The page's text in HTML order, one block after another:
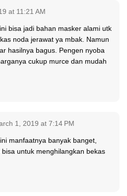
at 11:21 AM
bisa jadi bahan masker alami utk
noda jerawat ya mbak. Namun
hasilnya bagus. Pengen nyoba
cukup murce dan mudah
1, 2019 at 7:14 PM
manfaatnya banyak banget,
untuk menghilangkan bekas